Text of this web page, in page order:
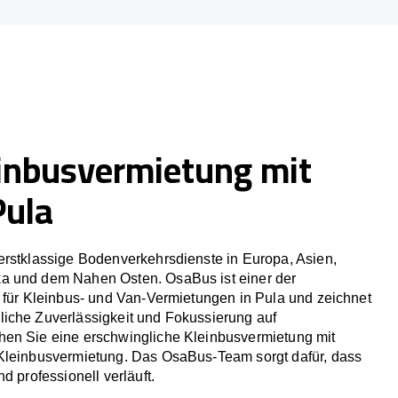
mit
Bodenverkehrsdienste in Europa, Asien,
und dem Nahen Osten. OsaBus ist einer der
Kleinbus- und Van-Vermietungen in Pula und zeichnet
Zuverlässigkeit und Fokussierung auf
Sie eine erschwingliche Kleinbusvermietung mit
Das OsaBus-Team sorgt dafür, dass
professionell verläuft.